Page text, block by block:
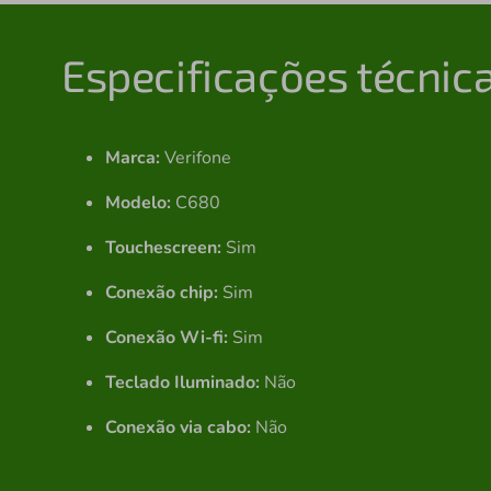
Especificações
Marca: Verifone
Modelo: C680
Touchescreen: Sim
Conexão chip: Sim
Conexão Wi-fi: Sim
Teclado Iluminado: Não
Conexão via cabo: Não